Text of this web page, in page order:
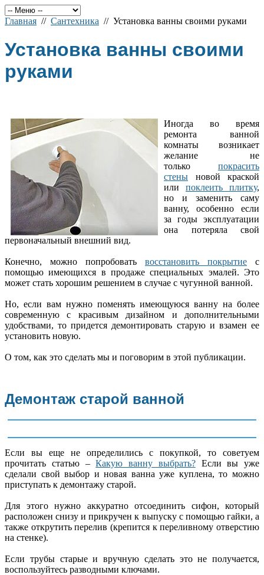
Главная // Сантехника // Установка ванны своими руками
Установка ванны своими
руками
Иногда во время
ремонта ванной
комнаты возникает
желание не
только покрасить
стены новой краской
или поклеить плитку,
но и заменить саму
ванну, особенно если
за годы эксплуатации
она потеряла свой
первоначальный внешний вид.
Конечно, можно попробовать восстановить покрытие с
помощью имеющихся в продаже специальных эмалей. Это
может стать хорошим решением в случае с чугунной ванной.
Но, если вам нужно поменять имеющуюся ванну на более
современную с красивым дизайном и дополнительными
удобствами, то придется демонтировать старую и взамен ее
установить новую.
О том, как это сделать мы и поговорим в этой публикации.
Демонтаж старой ванной
Если вы еще не определились с покупкой, то советуем
прочитать статью –Какую ванну выбрать?Если вы уже
сделали свой выбор и новая ванна уже куплена, то можно
приступать к демонтажу старой.
Для этого нужно аккуратно отсоединить сифон, который
расположен снизу и прикручен к выпуску с помощью гайки, а
также открутить перелив (крепится к переливному отверстию
на стенке).
Если трубы старые и вручную сделать это не получается,
воспользуйтесь разводными ключами.